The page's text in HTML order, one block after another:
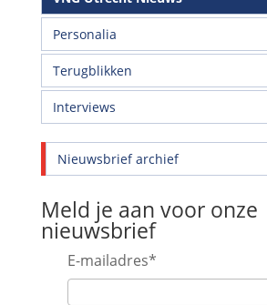
Personalia
Terugblikken
Interviews
Nieuwsbrief archief
Meld je aan voor onze
nieuwsbrief
E-mailadres*